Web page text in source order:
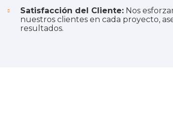
Satisfacción del Cliente: Nos
nuestros clientes en cada proyecto,
resultados.